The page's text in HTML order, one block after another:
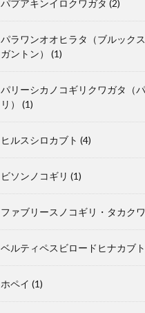
パプアキンイロクワガタ (2)
パラワンオオヒラタ（ブルック
ガントン）
(1)
パリーシカノコギリクワガタ（
リ）
(1)
ヒルスシロカブト (4)
ビソンノコギリ (1)
ファブリースノコギリ・タカク
ベルティペスビロードヒナカブト
ホペイ (1)